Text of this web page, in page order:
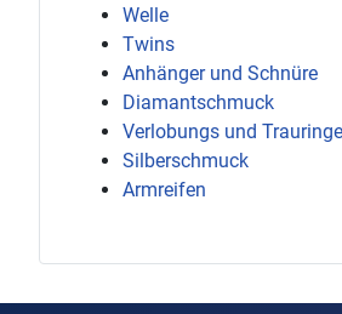
Welle
Twins
Anhänger und Schnüre
Diamantschmuck
Verlobungs und Trauringe
Silberschmuck
Armreifen